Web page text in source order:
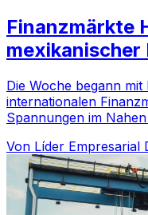
Finanzmärkte
mexikanischer
Die Woche begann
internationalen
Spannungen im
Von Líder Empresarial